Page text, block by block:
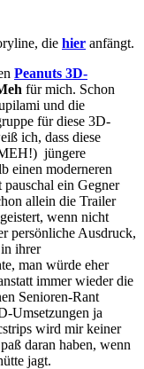
die hier anfängt.
Peanuts 3D-
für mich. Schon
und die
für diese 3D-
ich, dass diese
jüngere
einen moderneren
ein Gegner
allein die Trailer
wenn nicht
persönliche Ausdruck,
ihrer
man würde eher
immer wieder die
Senioren-Rant
Umsetzungen ja
wird mir keiner
daran haben, wenn
jagt.